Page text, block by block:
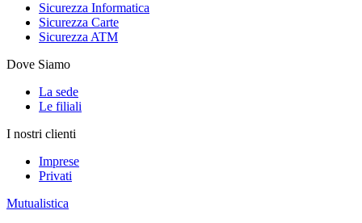
Sicurezza Informatica
Sicurezza Carte
Sicurezza ATM
Dove Siamo
La sede
Le filiali
I nostri clienti
Imprese
Privati
Mutualistica